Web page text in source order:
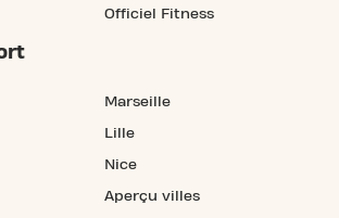
Officiel Fitness
Marseille
Lille
Nice
Aperçu villes